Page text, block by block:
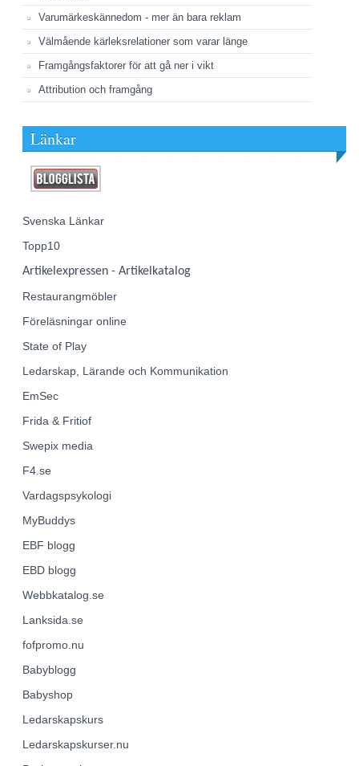
Varumärkeskännedom - mer än bara reklam
Välmående kärleksrelationer som varar länge
Framgångsfaktorer för att gå ner i vikt
Attribution och framgång
Länkar
Svenska Länkar
Topp10
Artikelexpressen - Artikelkatalog
Restaurangmöbler
Föreläsningar online
State of Play
Ledarskap, Lärande och Kommunikation
EmSec
Frida & Fritiof
Swepix media
F4.se
Vardagspsykologi
MyBuddys
EBF blogg
EBD blogg
Webbkatalog.se
Lanksida.se
fofpromo.nu
Babyblogg
Babyshop
Ledarskapskurs
Ledarskapskurser.nu